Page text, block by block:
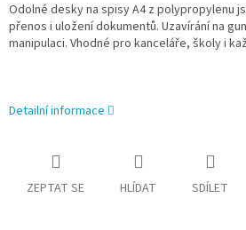
Odolné desky na spisy A4 z polypropylenu
přenos i uložení dokumentů. Uzavírání na
manipulaci. Vhodné pro kanceláře, školy i
Detailní informace
ZEPTAT SE HLÍDAT SDÍLET